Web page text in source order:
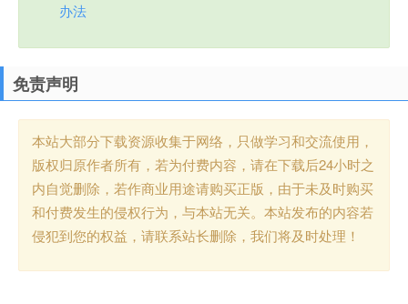
办法
免责声明
本站大部分下载资源收集于网络，只做学习和交流使用，
版权归原作者所有，若为付费内容，请在下载后24小时之
内自觉删除，若作商业用途请购买正版，由于未及时购买
和付费发生的侵权行为，与本站无关。本站发布的内容若
侵犯到您的权益，请联系站长删除，我们将及时处理！